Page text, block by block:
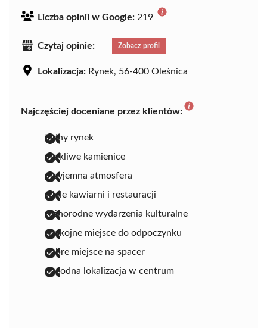
Liczba opinii w Google: 219
Czytaj opinie: Zobacz profil
Lokalizacja: Rynek, 56-400 Oleśnica
Najczęściej doceniane przez klientów:
ładny rynek
urokliwe kamienice
przyjemna atmosfera
wiele kawiarni i restauracji
różnorodne wydarzenia kulturalne
spokojne miejsce do odpoczynku
dobre miejsce na spacer
dogodna lokalizacja w centrum